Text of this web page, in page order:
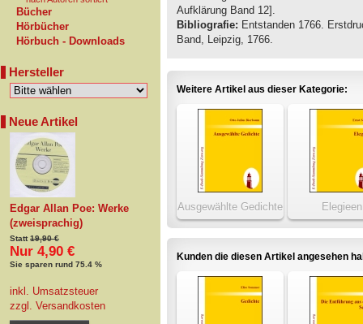
Bücher
Hörbücher
Hörbuch - Downloads
Hersteller
Neue Artikel
Edgar Allan Poe: Werke
(zweisprachig)
Statt19,90 €
Nur 4,90 €
Sie sparen rund 75.4 %
inkl. Umsatzsteuer
zzgl. Versandkosten
Aufklärung Band 12].
Bibliografie: Entstanden 1766.
Band, Leipzig, 1766.
Weitere Artikel aus dieser Kategorie:
Ausgewählte Gedichte Elegieen
Kunden die diesen Artikel angesehen